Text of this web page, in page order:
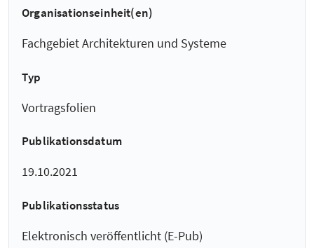
Organisationseinheit(en)
Fachgebiet Architekturen und Systeme
Typ
Vortragsfolien
Publikationsdatum
19.10.2021
Publikationsstatus
Elektronisch veröffentlicht (E-Pub)